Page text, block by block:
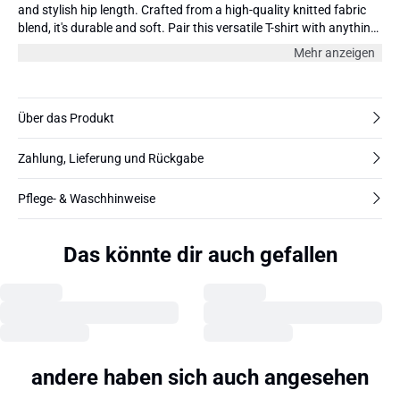
and stylish hip length. Crafted from a high-quality knitted fabric
blend, it's durable and soft. Pair this versatile T-shirt with anything
from jeans to skirts and dress it up or down. For a complete look,
consider layering it with a cardigan or blazer and accessorizing
36/S.
Mehr anzeigen
Über das Produkt
Zahlung, Lieferung und Rückgabe
Pflege- & Waschhinweise
Das könnte dir auch gefallen
andere haben sich auch angesehen